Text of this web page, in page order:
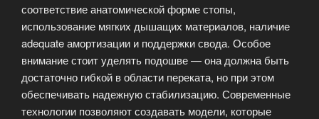
соответствие анатомической форме стопы,
использование мягких дышащих материалов, наличие
adequate амортизации и поддержки свода. Особое
внимание стоит уделять подошве — она должна быть
достаточно гибкой в области переката, но при этом
обеспечивать надежную стабилизацию. Современные
технологии позволяют создавать модели, которые